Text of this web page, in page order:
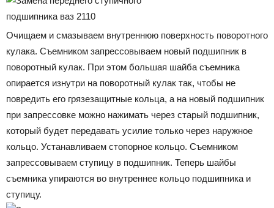
Очищаем и смазываем внутреннюю поверхность поворотного
кулака. Съемником запрессовываем новый подшипник в
поворотный кулак. При этом большая шайба съемника
опирается изнутри на поворотный кулак так, чтобы не
повредить его грязезащитные кольца, а на новый подшипник
при запрессовке можно нажимать через старый подшипник,
который будет передавать усилие только через наружное
кольцо. Устанавливаем стопорное кольцо. Съемником
запрессовываем ступицу в подшипник. Теперь шайбы
съемника упираются во внутреннее кольцо подшипника и
ступицу.